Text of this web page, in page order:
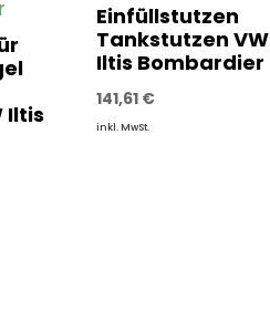
Iltis
Einfüllstutzen
Tankstutzen VW
Iltis Bombardier
141,61 €
inkl. MwSt.